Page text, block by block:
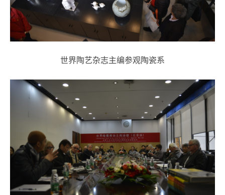
世界陶艺杂志主编参观陶瓷系